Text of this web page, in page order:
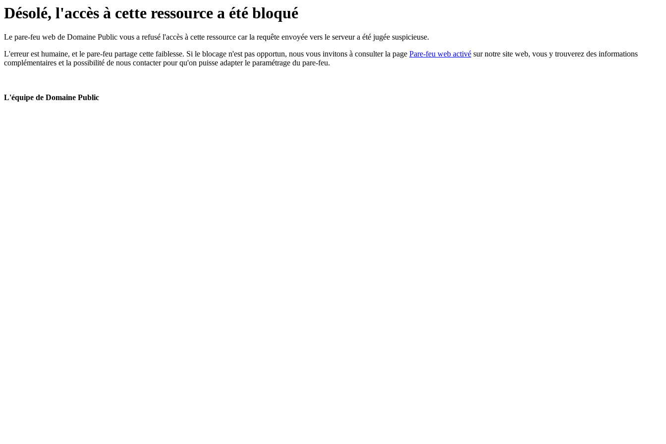
Désolé, l'accès à cette ressource a été bloqué
Le pare-feu web de Domaine Public vous a refusé l'accès à cette ressource car la requête envoyée vers le serveur a été jugée suspicieuse.
L'erreur est humaine, et le pare-feu partage cette faiblesse. Si le blocage n'est pas opportun, nous vous invitons à consulter la page Pare-feu web activé sur notre site web, vous y trouverez des informations
complémentaires et la possibilité de nous contacter pour qu'on puisse adapter le paramétrage du pare-feu.
L'équipe de Domaine Public